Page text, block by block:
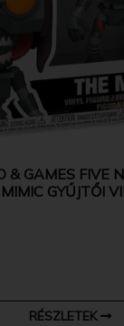
& GAMES FIVE
GYŰJTŐI
RÉSZLETEK